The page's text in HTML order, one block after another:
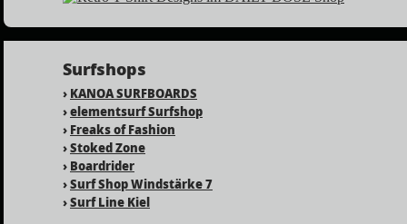
Surfshops
› KANOA SURFBOARDS
›elementsurf Surfshop
› Freaks of Fashion
›Stoked Zone
› Boardrider
›Surf Shop Windstärke 7
›Surf Line Kiel